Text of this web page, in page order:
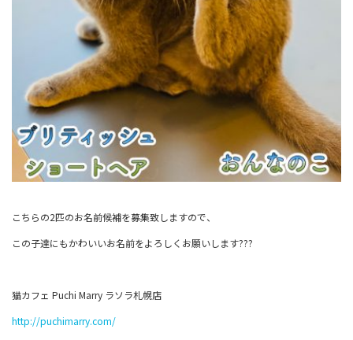
こちらの2匹のお名前候補を募集致しますので、
この子達にもかわいいお名前をよろしくお願いします???
猫カフェ Puchi Marry ラソラ札幌店
http://puchimarry.com/